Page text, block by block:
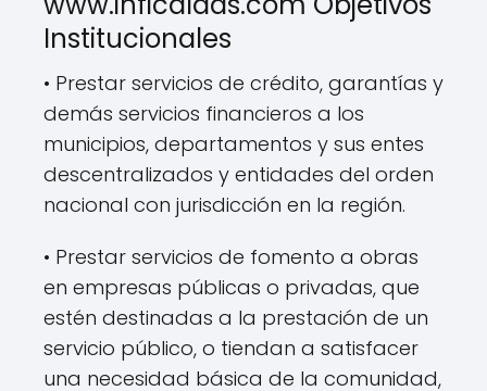
Institucionales
• Prestar servicios de crédito, garantías y
demás servicios financieros a los
municipios, departamentos y sus entes
descentralizados y entidades del orden
nacional con jurisdicción en la región.
• Prestar servicios de fomento a obras
en empresas públicas o privadas, que
estén destinadas a la prestación de un
servicio público, o tiendan a satisfacer
una necesidad básica de la comunidad,